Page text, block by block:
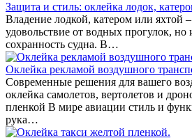
Защита и стиль: оклейка лодок,
Владение лодкой, катером или яхтой –
удовольствие от водных прогулок, но
сохранность судна. В…
Оклейка рекламой воздушного
Современные решения для вашего
оклейка самолетов, вертолетов и
пленкой В мире авиации стиль и
рука…